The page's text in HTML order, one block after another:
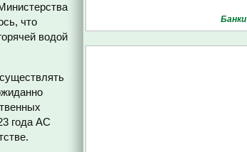
что
водой
года АС
Банки